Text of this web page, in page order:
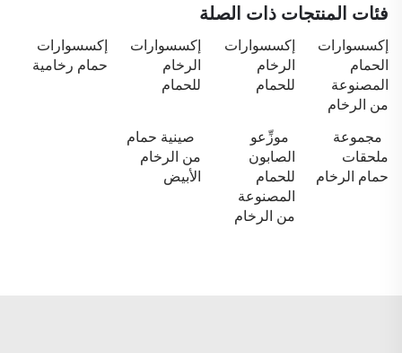
فئات المنتجات ذات الصلة
إكسسوارات
الحمام
المصنوعة
من الرخام
إكسسوارات
الرخام
للحمام
إكسسوارات
الرخام
للحمام
إكسسوارات
حمام رخامية
مجموعة
ملحقات
حمام الرخام
موزِّعو
الصابون
للحمام
المصنوعة
من الرخام
صينية حمام
من الرخام
الأبيض